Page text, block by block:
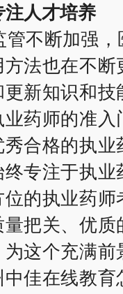
人才培养
管不断加强
法也在不
新知识和技
药师的准入
合格的执业
专注于执业
的执业药师
把关、优质
这个充满前
佳在线教育